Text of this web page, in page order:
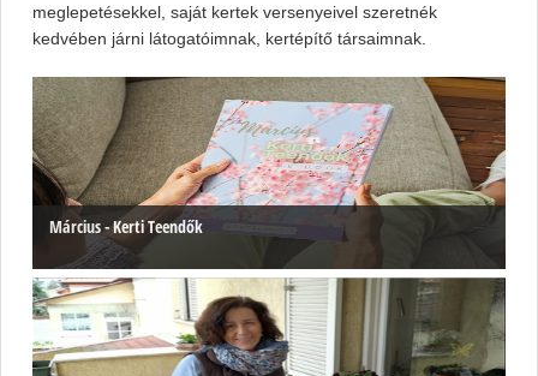
meglepetésekkel, saját kertek versenyeivel szeretnék
kedvében járni látogatóimnak, kertépítő társaimnak.
Március - Kerti Teendők